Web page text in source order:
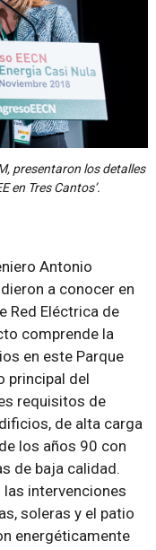
presentaron los detalles
en Tres Cantos’.
Antonio
a conocer en
Red Eléctrica de
comprende la
en este Parque
principal del
requisitos de
de alta carga
los años 90 con
de baja calidad.
intervenciones
soleras y el patio
energéticamente